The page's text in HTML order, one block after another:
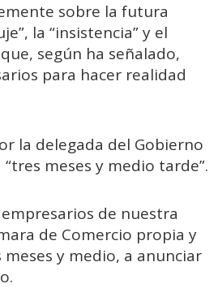
sobre la futura
la “insistencia” y el
según ha señalado,
para hacer realidad
la delegada del Gobierno
meses y medio tarde”.
de nuestra
de Comercio propia y
y medio, a anunciar